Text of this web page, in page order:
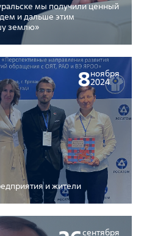
мы получили ценный
и дальше этим
землю»
8ноября
2024
и жители
сентября